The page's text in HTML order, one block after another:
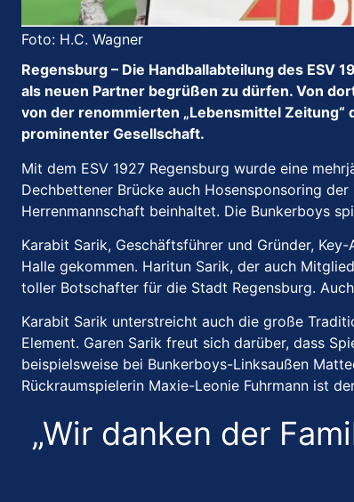
Foto: H.C. Wagner
Regensburg – Die Handballabteilung des ESV
als neuen Partner begrüßen zu dürfen. Von
von der renommierten „Lebensmittel Zeitung“
prominenter Gesellschaft.
Mit dem ESV 1927 Regensburg wurde eine
Dechbettener Brücke auch Hosensponsoring
Herrenmannschaft beinhaltet. Die Bunkerboys
Karabit Sarik, Geschäftsführer und Gründer,
Halle gekommen. Haritun Sarik, der auch
toller Botschafter für die Stadt Regensburg.
Karabit Sarik unterstreicht auch die große
Element. Garen Sarik freut sich darüber, dass
beispielsweise bei Bunkerboys-Linksaußen
Rückraumspielerin Maxie-Leonie Fuhrmann ist
„Wir danken der